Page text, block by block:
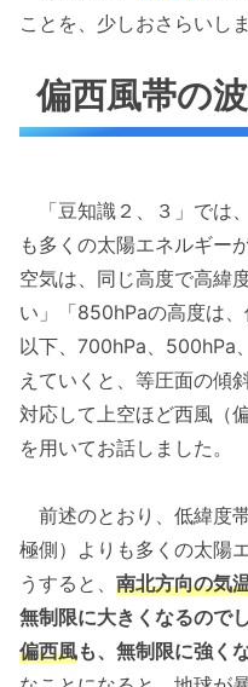
ことを、少しおさらいしま
偏西風帯の
「豆知識２、３」では
も多くの太陽エネルギー
空気は、同じ高度で高緯
い」「850hPaの高度は、
以下、700hPa、500hPa
えていくと、等圧面の傾
対応して上空ほど西風（
を用いてお話しました。
前述のとおり、低緯度
極側）よりも多くの太陽
うすると、 南北方向の気
無制限に大きくなるので
偏西風も、無制限に強く